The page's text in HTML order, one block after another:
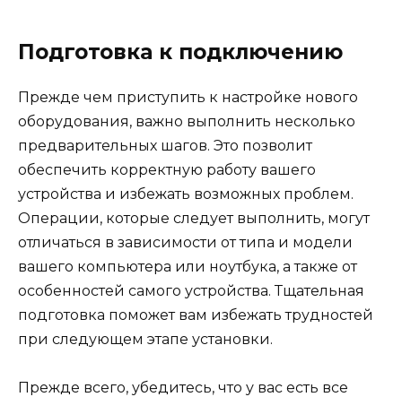
Подготовка к подключению
Прежде чем приступить к настройке нового
оборудования, важно выполнить несколько
предварительных шагов. Это позволит
обеспечить корректную работу вашего
устройства и избежать возможных проблем.
Операции, которые следует выполнить, могут
отличаться в зависимости от типа и модели
вашего компьютера или ноутбука, а также от
особенностей самого устройства. Тщательная
подготовка поможет вам избежать трудностей
при следующем этапе установки.
Прежде всего, убедитесь, что у вас есть все